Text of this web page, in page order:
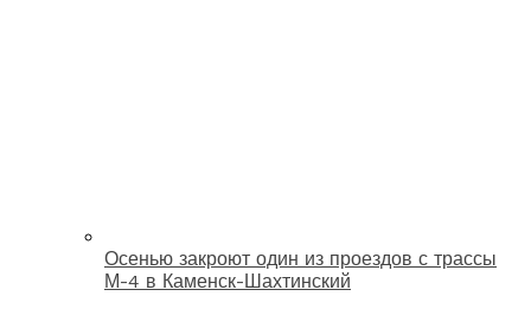
Осенью закроют один из проездов с трассы
М-4 в Каменск-Шахтинский